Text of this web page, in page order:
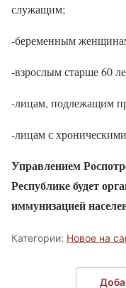
служащим;
-беременным
-взрослым старше 60
-лицам, подлежащим
-лицам с
Управлением
Республике будет
иммунизацией
Категории: Новое на